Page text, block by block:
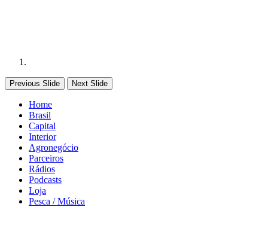
Previous Slide Next Slide
Home
Brasil
Capital
Interior
Agronegócio
Parceiros
Rádios
Podcasts
Loja
Pesca / Música